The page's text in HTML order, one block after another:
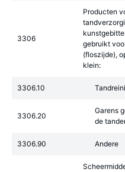
3306
Producten
gebruikt
(floszijde),
klein:
3306.10
3306.20
Garens
de
3306.90 Andere